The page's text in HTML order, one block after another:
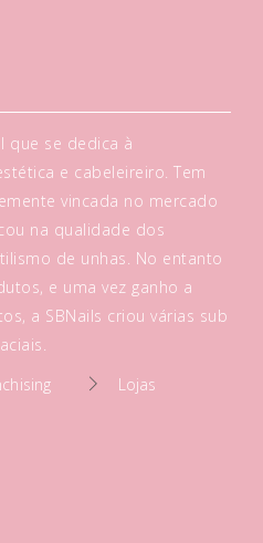
que se dedica à
e cabeleireiro. Tem
vincada no mercado
na qualidade dos
de unhas. No entanto
e uma vez ganho a
a SBNails criou várias sub
Lojas